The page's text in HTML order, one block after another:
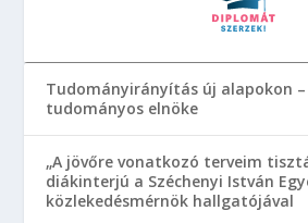
Tudományirányítás új alapokon –
tudományos elnöke
„A jövőre vonatkozó terveim
diákinterjú a Széchenyi István
közlekedésmérnök hallgatójával